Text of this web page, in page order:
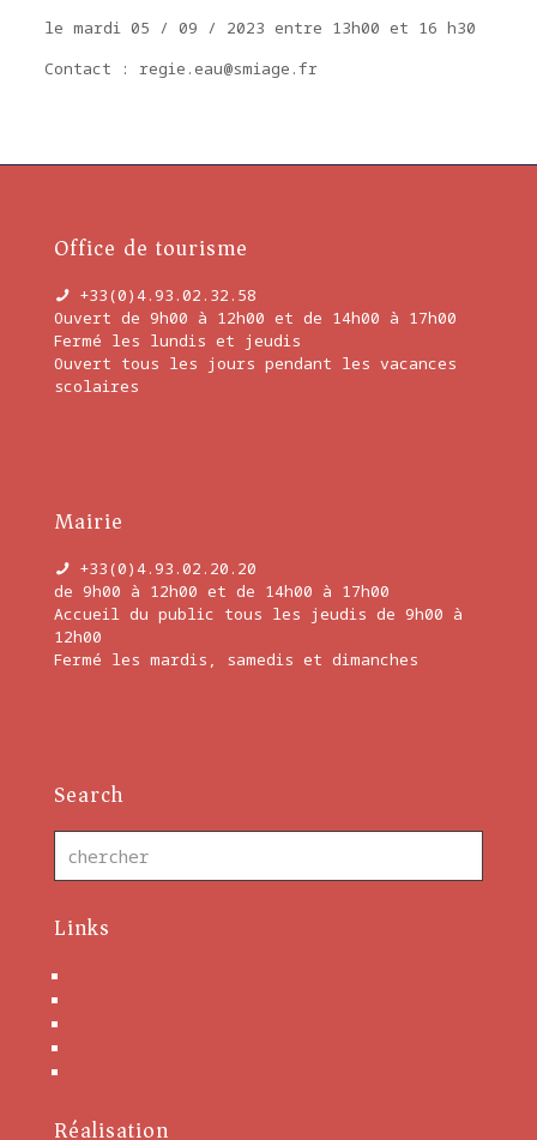
le mardi 05 / 09 / 2023 entre 13h00 et 16 h30
Contact : regie.eau@smiage.fr
Office de tourisme
+33(0)4.93.02.32.58
Ouvert de 9h00 à 12h00 et de 14h00 à 17h00
Fermé les lundis et jeudis
Ouvert tous les jours pendant les vacances
scolaires
Mairie
+33(0)4.93.02.20.20
de 9h00 à 12h00 et de 14h00 à 17h00
Accueil du public tous les jeudis de 9h00 à
12h00
Fermé les mardis, samedis et dimanches
Search
Links
Réalisation